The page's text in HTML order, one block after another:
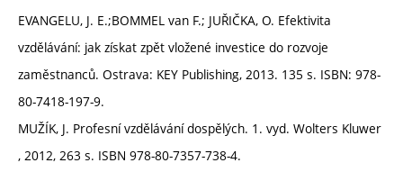
EVANGELU, J. E.;BOMMEL van F.; JUŘIČKA, O. Efektivita
vzdělávání: jak získat zpět vložené investice do rozvoje
zaměstnanců. Ostrava: KEY Publishing, 2013. 135 s. ISBN: 978-
80-7418-197-9.
MUŽÍK, J. Profesní vzdělávání dospělých. 1. vyd. Wolters Kluwer
, 2012, 263 s. ISBN 978-80-7357-738-4.